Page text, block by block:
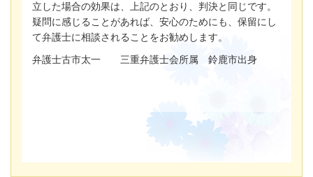
立した場合の効果は、上記のとおり、判決と同じです。
疑問に感じることがあれば、安心のためにも、保留にし
て弁護士に相談されることをお勧めします。
弁護士古市太一 三重弁護士会所属 鈴鹿市出身